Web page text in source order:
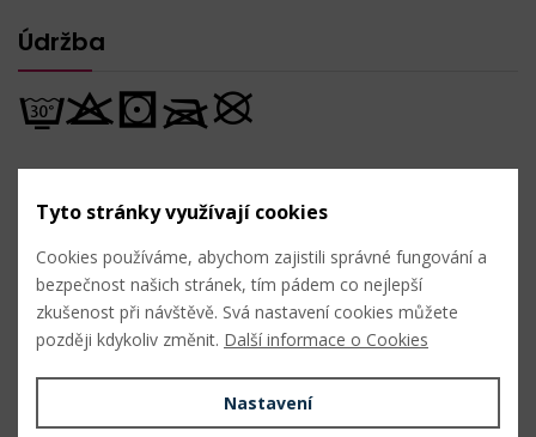
Údržba
Hromadný nákup
Tyto stránky využívají cookies
Cookies používáme, abychom zajistili správné fungování a
bezpečnost našich stránek, tím pádem co nejlepší
zkušenost při návštěvě. Svá nastavení cookies můžete
později kdykoliv změnit. Další informace o Cookies
Nastavení